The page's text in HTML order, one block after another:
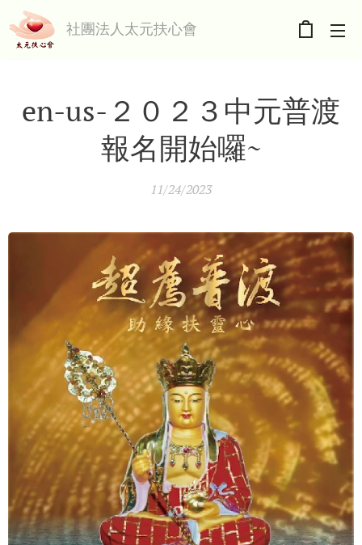
社團法人太元扶心會
en-us-２０２３中元普渡
報名開始囉~
11/24/2023